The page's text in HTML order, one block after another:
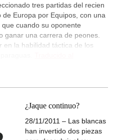
tres partidas del recien
Europa por Equipos, con una
cuando su oponente
ganar una carrera de peones.
en la habilidad táctica de los
¿Jaque continuo?
28/11/2011 – Las blancas
han invertido dos piezas